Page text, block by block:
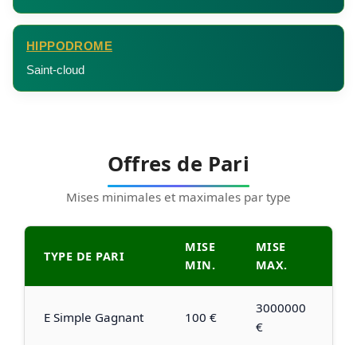
HIPPODROME
Saint-cloud
Offres de Pari
Mises minimales et maximales par type
TYPE DE PARI
MISE
MIN.
MISE
MAX.
E Simple Gagnant 100 €
3000000
€